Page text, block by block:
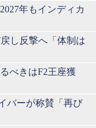
年もインディカ
し反撃へ「体制は
べきはF2王座獲
バーが称賛「再び